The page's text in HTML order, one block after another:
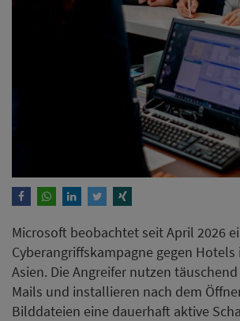
Microsoft beobachtet seit April 2026
Cyberangriffskampagne gegen
Asien. Die Angreifer nutzen
Mails und installieren nach dem
Bilddateien eine dauerhaft aktive